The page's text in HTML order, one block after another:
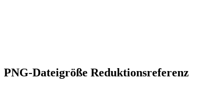
PNG-Dateigröße Reduktionsreferenz